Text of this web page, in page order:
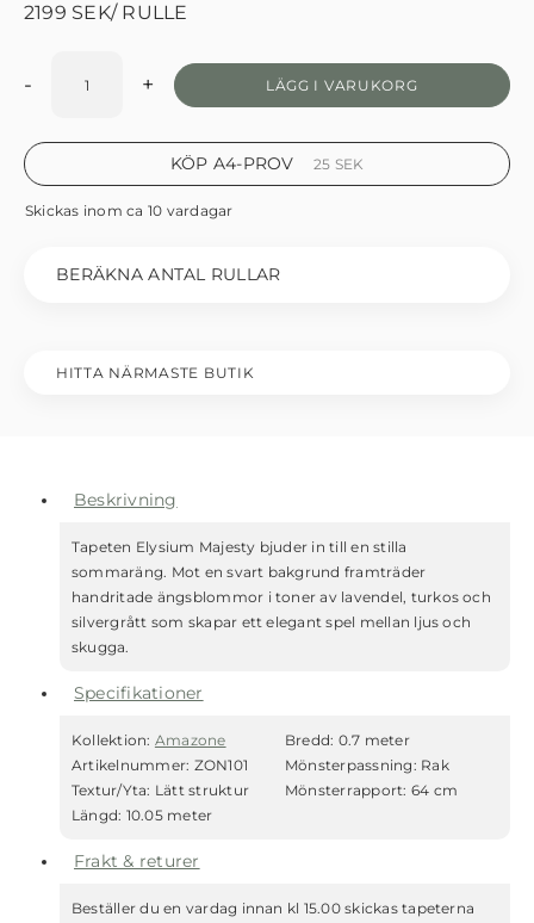
2199 SEK/ RULLE
- + LÄGG I VARUKORG
Skickas inom ca 10 vardagar
BERÄKNA ANTAL RULLAR
KÖP A4-PROV 25 SEK
HITTA NÄRMASTE BUTIK
Beskrivning
Tapeten Elysium Majesty bjuder in till en stilla
sommaräng. Mot en svart bakgrund framträder
handritade ängsblommor i toner av lavendel, turkos och
silvergrått som skapar ett elegant spel mellan ljus och
skugga.
Specifikationer
Kollektion: Amazone Bredd: 0.7 meter
Artikelnummer: ZON101 Mönsterpassning: Rak
Textur/Yta: Lätt struktur Mönsterrapport: 64 cm
Längd: 10.05 meter
Frakt & returer
Beställer du en vardag innan kl 15.00 skickas tapeterna